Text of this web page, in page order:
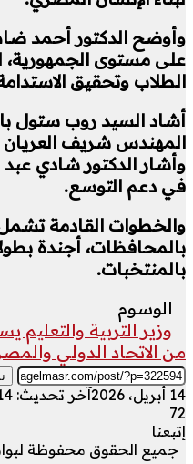
وأوضح الدكتور أحمد
على مستوى
الطلاب وتحقيق
أشاد السيد روب ستول
المهندس شريف
وأشار الدكتور شادي عبد
في دعم التوسع.
والخطوات القادمة
بالمحافظات، أجندة
بالمنتخبات.
الوسوم
وزير التربية
من الاتحاد الدولي
14 أبريل، 2026
آخر تحديث: 14 أبريل، 2026
72
إتبعنا
جميع الحقوق محفوظة لبوابة